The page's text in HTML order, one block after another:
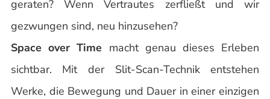
geraten? Wenn Vertrautes zerfließt und wir
gezwungen sind, neu hinzusehen?
Space over Time macht genau dieses Erleben
sichtbar. Mit der Slit-Scan-Technik entstehen
Werke, die Bewegung und Dauer in einer einzigen